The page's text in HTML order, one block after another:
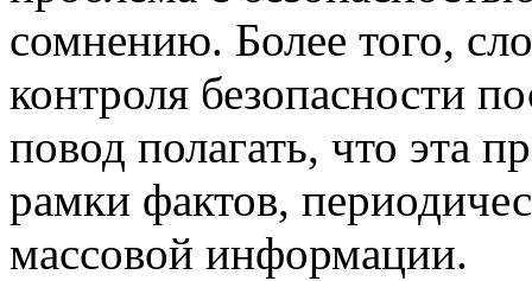
сомнению. Более того,
контроля безопасности
повод полагать, что эта
рамки фактов,
массовой информации.